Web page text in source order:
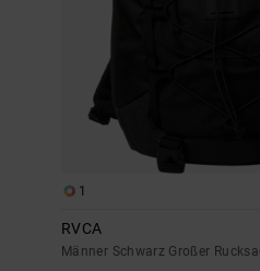
1
RVCA
Männer Schwarz Großer